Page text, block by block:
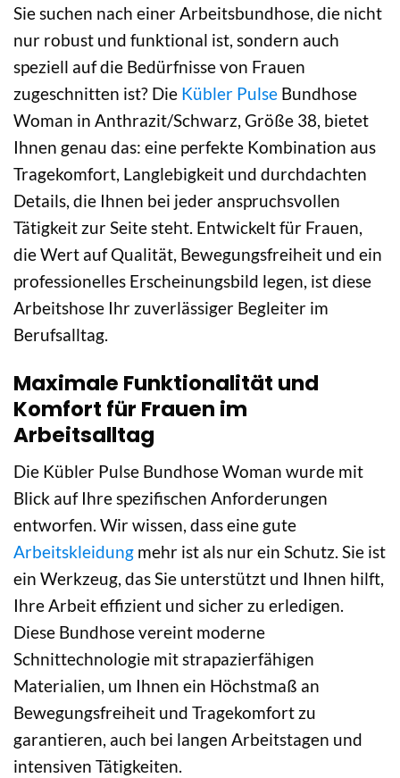
Sie suchen nach einer Arbeitsbundhose, die nicht
nur robust und funktional ist, sondern auch
speziell auf die Bedürfnisse von Frauen
zugeschnitten ist? Die Kübler Pulse Bundhose
Woman in Anthrazit/Schwarz, Größe 38, bietet
Ihnen genau das: eine perfekte Kombination aus
Tragekomfort, Langlebigkeit und durchdachten
Details, die Ihnen bei jeder anspruchsvollen
Tätigkeit zur Seite steht. Entwickelt für Frauen,
die Wert auf Qualität, Bewegungsfreiheit und ein
professionelles Erscheinungsbild legen, ist diese
Arbeitshose Ihr zuverlässiger Begleiter im
Berufsalltag.
Maximale Funktionalität und
Komfort für Frauen im
Arbeitsalltag
Die Kübler Pulse Bundhose Woman wurde mit
Blick auf Ihre spezifischen Anforderungen
entworfen. Wir wissen, dass eine gute
Arbeitskleidung mehr ist als nur ein Schutz. Sie ist
ein Werkzeug, das Sie unterstützt und Ihnen hilft,
Ihre Arbeit effizient und sicher zu erledigen.
Diese Bundhose vereint moderne
Schnittechnologie mit strapazierfähigen
Materialien, um Ihnen ein Höchstmaß an
Bewegungsfreiheit und Tragekomfort zu
garantieren, auch bei langen Arbeitstagen und
intensiven Tätigkeiten.